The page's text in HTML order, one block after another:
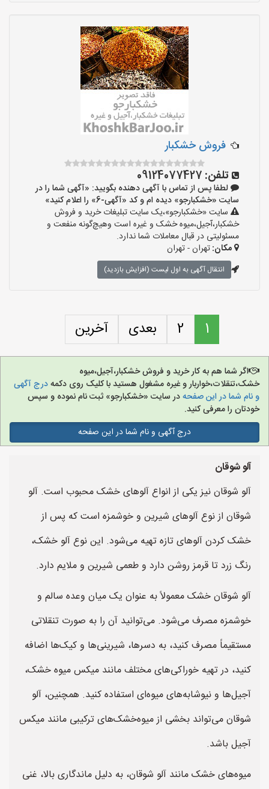
فروش خشکبار
تلفن: 09124077427
لطفا پس از تماس با آگهی دهنده بگویید: «آگهی شما را در
سایت «خشکبارجو» دیده ام و کد «آگهی-6» را اعلام کنید»
سایت «خشکبارجو»،یک سایت تبلیغات خرید و فروش
خشکبار،آجیل،میوه خشک و غیره است وهیچ‌گونه منفعت و
مسئولیتی در قبال معاملات شما ندارد.
مکان:تهران - تهران
انتقال آگهی به اول لیست (افزایش بازدید)
1
2 بعدی آخرین
اگر شما هم به کار خرید و فروش خشکبار،آجیل،میوه
خشک،تنقلات،خواربار و غیره مشغول هستید با کلیک روی دکمهدرج آگهی
و نام شما در این صفحهدر سایت «خشکبارجو» ثبت نام نموده و سپس
خودتان را معرفی کنید.
درج آگهی و نام شما در این صفحه
آلو شوقان
آلو شوقان نیز یکی از انواع آلوهای خشک محبوب است. آلو
شوقان از نوع آلوهای شیرین و خوشمزه است که پس از
خشک کردن آلوهای تازه تهیه می‌شود. این نوع آلو خشک،
رنگ زرد تا قرمز روشن دارد و طعمی شیرین و ملایم دارد.
آلو شوقان خشک معمولاً به عنوان یک میان وعده سالم و
خوشمزه مصرف می‌شود. می‌توانید آن را به صورت تنقلاتی
مستقیماً مصرف کنید، به دسرها، شیرینی‌ها و کیک‌ها اضافه
کنید، در تهیه خوراکی‌های مختلف مانند میکس میوه خشک،
آجیل‌ها و نیوشابه‌های میوه‌ای استفاده کنید. همچنین، آلو
شوقان می‌تواند بخشی از میوه‌خشک‌های ترکیبی مانند میکس
آجیل باشد.
میوه‌های خشک مانند آلو شوقان، به دلیل ماندگاری بالا، غنی